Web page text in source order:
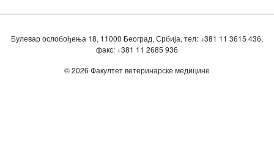
Булевар ослобођења 18, 11000 Београд, Србија, тел: +381 11 3615 436,
факс: +381 11 2685 936
© 2026 Факултет ветеринарске медицине